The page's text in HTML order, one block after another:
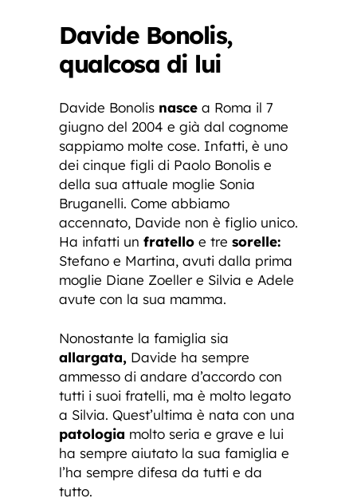
Davide Bonolis,
qualcosa di lui
Davide Bonolis nasce a Roma il 7
giugno del 2004 e già dal cognome
sappiamo molte cose. Infatti, è uno
dei cinque figli di Paolo Bonolis e
della sua attuale moglie Sonia
Bruganelli. Come abbiamo
accennato, Davide non è figlio unico.
Ha infatti un fratello e tre sorelle:
Stefano e Martina, avuti dalla prima
moglie Diane Zoeller e Silvia e Adele
avute con la sua mamma.
Nonostante la famiglia sia
allargata, Davide ha sempre
ammesso di andare d’accordo con
tutti i suoi fratelli, ma è molto legato
a Silvia. Quest’ultima è nata con una
patologia molto seria e grave e lui
ha sempre aiutato la sua famiglia e
l’ha sempre difesa da tutti e da
tutto.